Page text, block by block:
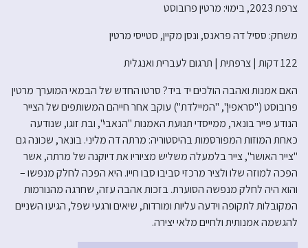
צרפת 2023, בימוי: מרטין פרובוסט
משחק: ססיל דה פראנס, ונסן מקיין, סטייסי מרטין
122 דקות | צרפתית | תרגום לעברית ואנגלית
האם אמנות ואהבה הולכים יד ביד? סרטו החדש של הבמאי המוערך מרטין
פרובוסט ("סראפין", "המיילדת") עוקב אחר חייהם המשותפים של הצייר
הנודע פייר בונאר, ממייסדי תנועת האמנות "הנאבי", ובת זוגו, שנודעה
כאחת המוזות המפורסמות בהיסטוריה: מרתה דה מליני. בונאר, שכונה גם
"צייר האושר", צייר בלמעלה משליש מציוריו את דיוקנה של מרתה, אשר
הפכה למוזה שלו ולציר מרכזי סביבו סבו חייו. היא הפכה לחלק מנפשו –
והוא היה לחלק מנפשה הסוערת. בזכות אהבה עזה, שחרגה מהנורמות
המקובלות לתקופה וידעה עליות ומורדות, שיאים ורגעי שפל, הגיעו השניים
להגשמה אמנותית ולחיים מלאי יצירה.